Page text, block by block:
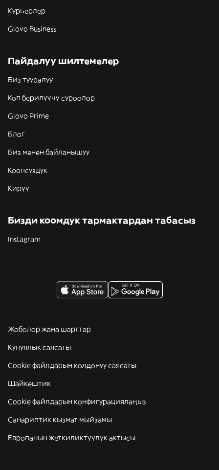
Курьерлер
Glovo Business
Пайдалуу шилтемелер
Биз тууралуу
Көп берилүүчү суроолор
Glovo Prime
Блог
Биз менен байланышуу
Коопсуздук
Кирүү
Бизди коомдук тармактардан табасыз
Instagram
Жоболор жана шарттар
Купуялык саясаты
Cookie файлдарын колдонуу саясаты
Шайкештик
Cookie файлдарын конфигурациялаңыз
Санариптик кызмат мыйзамы
Европанын жеткиликтүүлүк актысы